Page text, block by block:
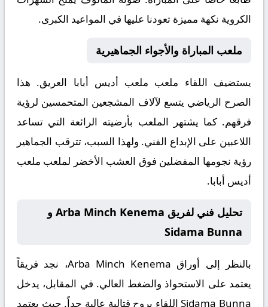
الكروية نكهة مميزة تعودنا عليها في المواعيد الكبرى.
ملعب المباراة والأجواء الجماهيرية
يستضيف اللقاء ملعب ملعب أديس أبابا العريق. هذا
الصرح الرياضي يتسع لآلاف المشجعين المتحمسين لرؤية
فرقهم. كما يشتهر الملعب بأرضيته الرائعة التي تساعد
اللاعبين على الإبداع الفني. ولهذا السبب، تترقب الجماهير
رؤية نجومها المفضلين فوق العشب الأخضر لملعب ملعب
أديس أبابا.
تحليل فني لفريق Arba Minch Kenema و
Sidama Bunna
بالنظر إلى أوراق Arba Minch Kenema، نجد فريقاً
يعتمد على الاستحواذ والضغط العالي. في المقابل، يدخل
Sidama Bunnaاللقاء بروح قتالية عالية جداً. حيث يعتمد